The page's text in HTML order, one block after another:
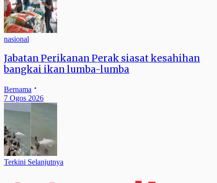
nasional
Jabatan Perikanan Perak siasat kesahihan
bangkai ikan lumba-lumba
Bernama
7 Ogos 2026
Terkini Selanjutnya